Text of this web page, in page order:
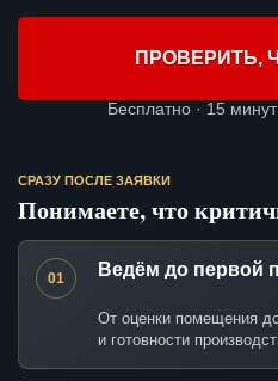
ПРОВЕРИТЬ,
Бесплатно · 15
СРАЗУ ПОСЛЕ ЗАЯВКИ
Понимаете, что
01 Ведём до первой
От оценки помещения
и готовности